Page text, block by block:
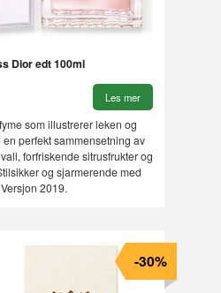
Dior edt 100ml
Les mer
som illustrerer leken og
perfekt sammensetning av
forfriskende sitrusfrukter og
og sjarmerende med
2019.
-30%